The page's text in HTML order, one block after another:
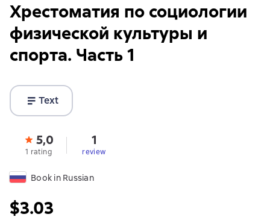
Хрестоматия по социологии
физической культуры и
спорта. Часть 1
Text
5,0
1 rating
1
review
Book in Russian
$3.03